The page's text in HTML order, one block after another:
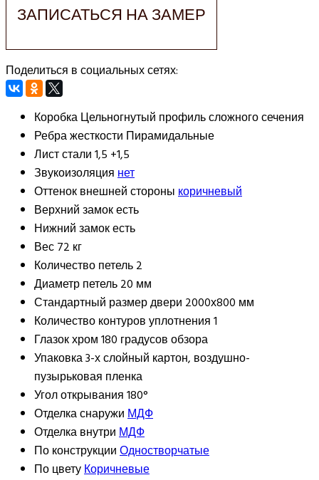
ЗАПИСАТЬСЯ НА ЗАМЕР
Поделиться в социальных сетях:
КоробкаЦельногнутый профиль сложного сечения
Ребра жесткости Пирамидальные
Лист стали1,5 +1,5
Звукоизоляциянет
Оттенок внешней стороныкоричневый
Верхний замокесть
Нижний замокесть
Вес72 кг
Количество петель2
Диаметр петель20 мм
Стандартный размер двери 2000х800 мм
Количество контуров уплотнения1
Глазокхром 180 градусов обзора
Упаковка3-х слойный картон, воздушно-
пузырьковая пленка
Угол открывания180°
Отделка снаружиМДФ
Отделка внутриМДФ
По конструкцииОдностворчатые
По цветуКоричневые